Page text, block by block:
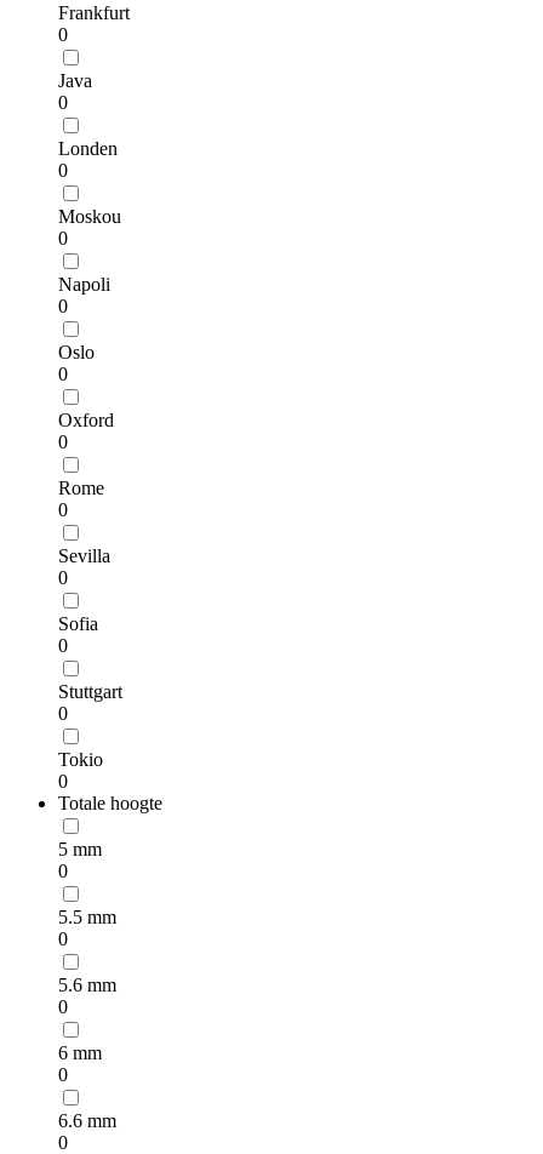
Frankfurt
0
Java
0
Londen
0
Moskou
0
Napoli
0
Oslo
0
Oxford
0
Rome
0
Sevilla
0
Sofia
0
Stuttgart
0
Tokio
0
Totale hoogte
5 mm
0
5.5 mm
0
5.6 mm
0
6 mm
0
6.6 mm
0